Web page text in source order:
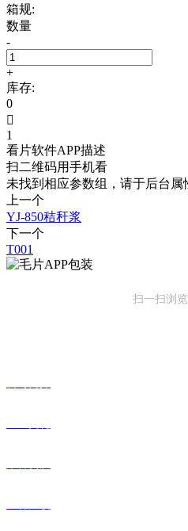
箱规:
数量
-
+
库存:
0

1
看片软件APP描述
扫二维码用手机看
未找到相应参数组，请于后台
上一个
YJ-850秸秆浆
下一个
T001
扫一扫浏